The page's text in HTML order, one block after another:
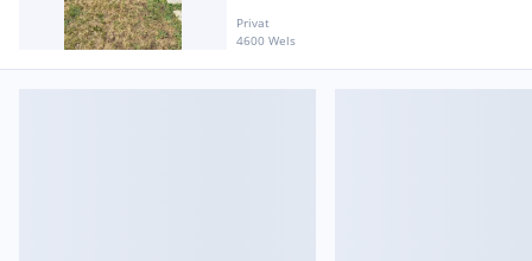
Privat
4600 Wels